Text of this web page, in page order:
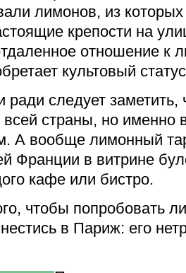
лимонов, из
крепости на
отношение к
культовый
ради следует
всей страны, но именно
А вообще лимонный
Франции в витрине
кафе или бистро.
чтобы попробовать
в Париж: его